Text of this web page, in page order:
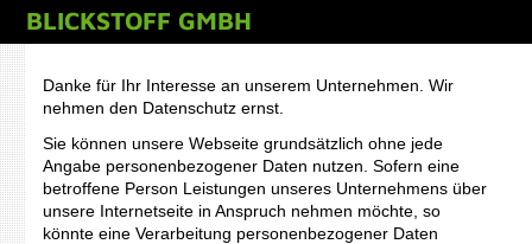
BLICKSTOFF GMBH
Danke für Ihr Interesse an unserem Unternehmen. Wir
nehmen den Datenschutz ernst.
Sie können unsere Webseite grundsätzlich ohne jede
Angabe personenbezogener Daten nutzen. Sofern eine
betroffene Person Leistungen unseres Unternehmens über
unsere Internetseite in Anspruch nehmen möchte, so
könnte eine Verarbeitung personenbezogener Daten